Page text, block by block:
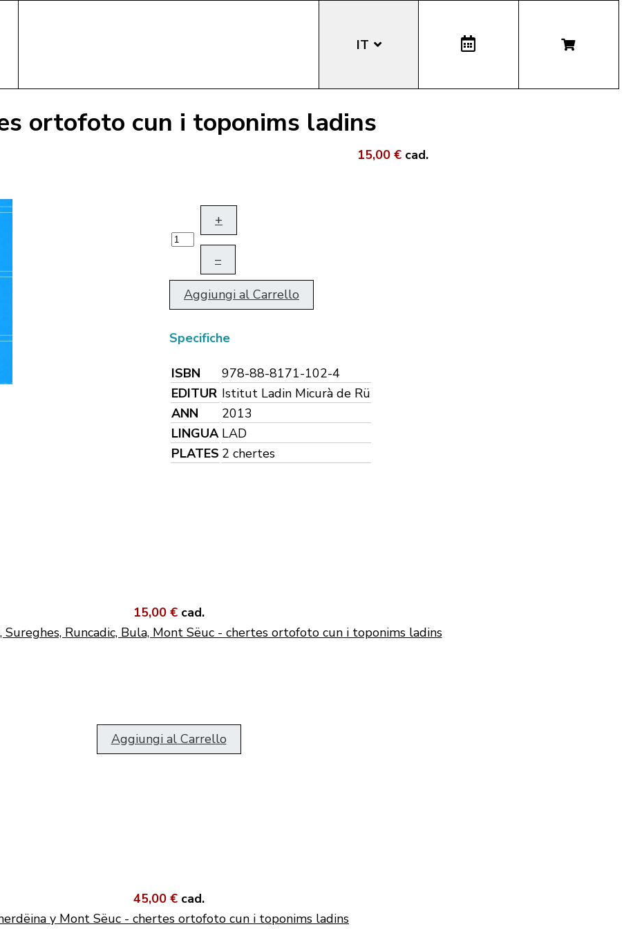
DE
IT
LA
ortofoto cun i toponims ladins
15,00 € cad.
+
–
Aggiungi al Carrello
Specifiche
ISBN
978-88-8171-102-4
EDITUR Istitut Ladin Micurà de Rü
ANN
2013
LINGUA LAD
PLATES 2 chertes
15,00 € cad.
Runcadic, Bula, Mont Sëuc - chertes ortofoto cun i toponims ladins
Aggiungi al Carrello
45,00 € cad.
y Mont Sëuc - chertes ortofoto cun i toponims ladins